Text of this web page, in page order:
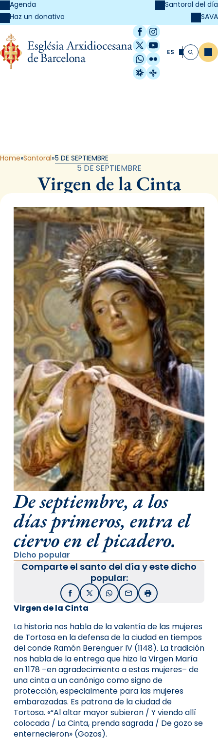
Agenda
Haz un donativo
Santoral del día
SAVA
Facebook
Instagram
X / Twitter
YouTube
WhatsApp
Flickr
Radio Estel
Catalunya
ES Buscar
Home Santoral 5 DE SEPTIEMBRE
5 DE SEPTIEMBRE
Virgen de la Cinta
De septiembre, a los
días primeros, entra el
ciervo en el picadero.
Dicho popular
Comparte el santo del día y este dicho
popular:
FacebookX / TwitterWhatsApp
EmailImprimir
Virgen de la Cinta
La historia nos habla de la valentía de las mujeres
de Tortosa en la defensa de la ciudad en tiempos
del conde Ramón Berenguer IV (1148). La tradición
nos habla de la entrega que hizo la Virgen María
en 1178 –en agradecimiento a estas mujeres– de
una cinta a un canónigo como signo de
protección, especialmente para las mujeres
embarazadas. Es patrona de la ciudad de
Tortosa. «“Al altar mayor subieron / Y viendo allí
colocada / La Cinta, prenda sagrada / De gozo se
enternecieron» (Gozos).